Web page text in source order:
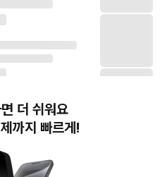
더 쉬워요
까지 빠르게!